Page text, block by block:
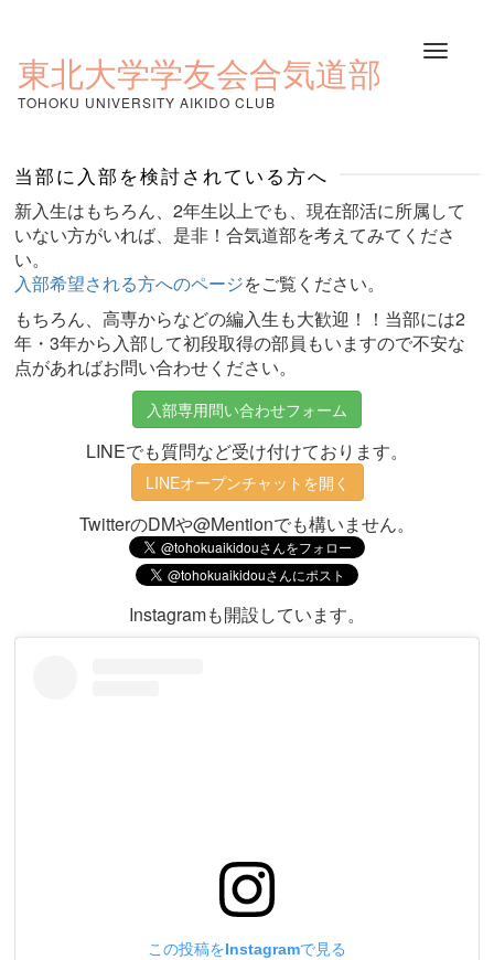
ナ
を
切
り
東北大学学友会合気道部
TOHOKU UNIVERSITY AIKIDO CLUB
当部に入部を検討されている方へ
新入生はもちろん、2年生以上でも、現在部活に所属して
いない方がいれば、是非！合気道部を考えてみてくださ
い。
入部希望される方へのページをご覧ください。
もちろん、高専からなどの編入生も大歓迎！！当部には2
年・3年から入部して初段取得の部員もいますので不安な
点があればお問い合わせください。
入部専用問い合わせフォーム
LINEでも質問など受け付けております。
LINEオープンチャットを開く
TwitterのDMや@Mentionでも構いません。
Instagramも開設しています。
この投稿をInstagramで見る